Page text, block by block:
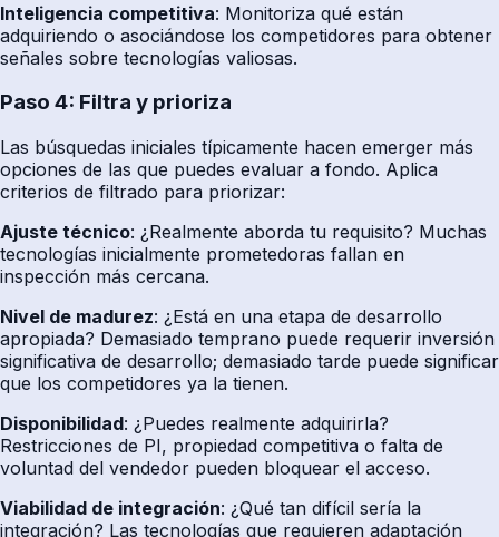
Inteligencia competitiva: Monitoriza qué están
adquiriendo o asociándose los competidores para obtener
señales sobre tecnologías valiosas.
Paso 4: Filtra y prioriza
Las búsquedas iniciales típicamente hacen emerger más
opciones de las que puedes evaluar a fondo. Aplica
criterios de filtrado para priorizar:
Ajuste técnico: ¿Realmente aborda tu requisito? Muchas
tecnologías inicialmente prometedoras fallan en
inspección más cercana.
Nivel de madurez: ¿Está en una etapa de desarrollo
apropiada? Demasiado temprano puede requerir inversión
significativa de desarrollo; demasiado tarde puede significar
que los competidores ya la tienen.
Disponibilidad: ¿Puedes realmente adquirirla?
Restricciones de PI, propiedad competitiva o falta de
voluntad del vendedor pueden bloquear el acceso.
Viabilidad de integración: ¿Qué tan difícil sería la
integración? Las tecnologías que requieren adaptación